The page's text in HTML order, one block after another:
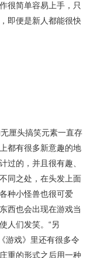
很简单容易上手，只
即便是新人都能很快
厘头搞笑元素一直存
都有很多新意趣的地
过的，并且很有趣、
同之处，在头发上面
种小怪兽也很可爱
西也会出现在游戏当
人们发笑。“另
游戏》里还有很多令
重的形式之后用一种